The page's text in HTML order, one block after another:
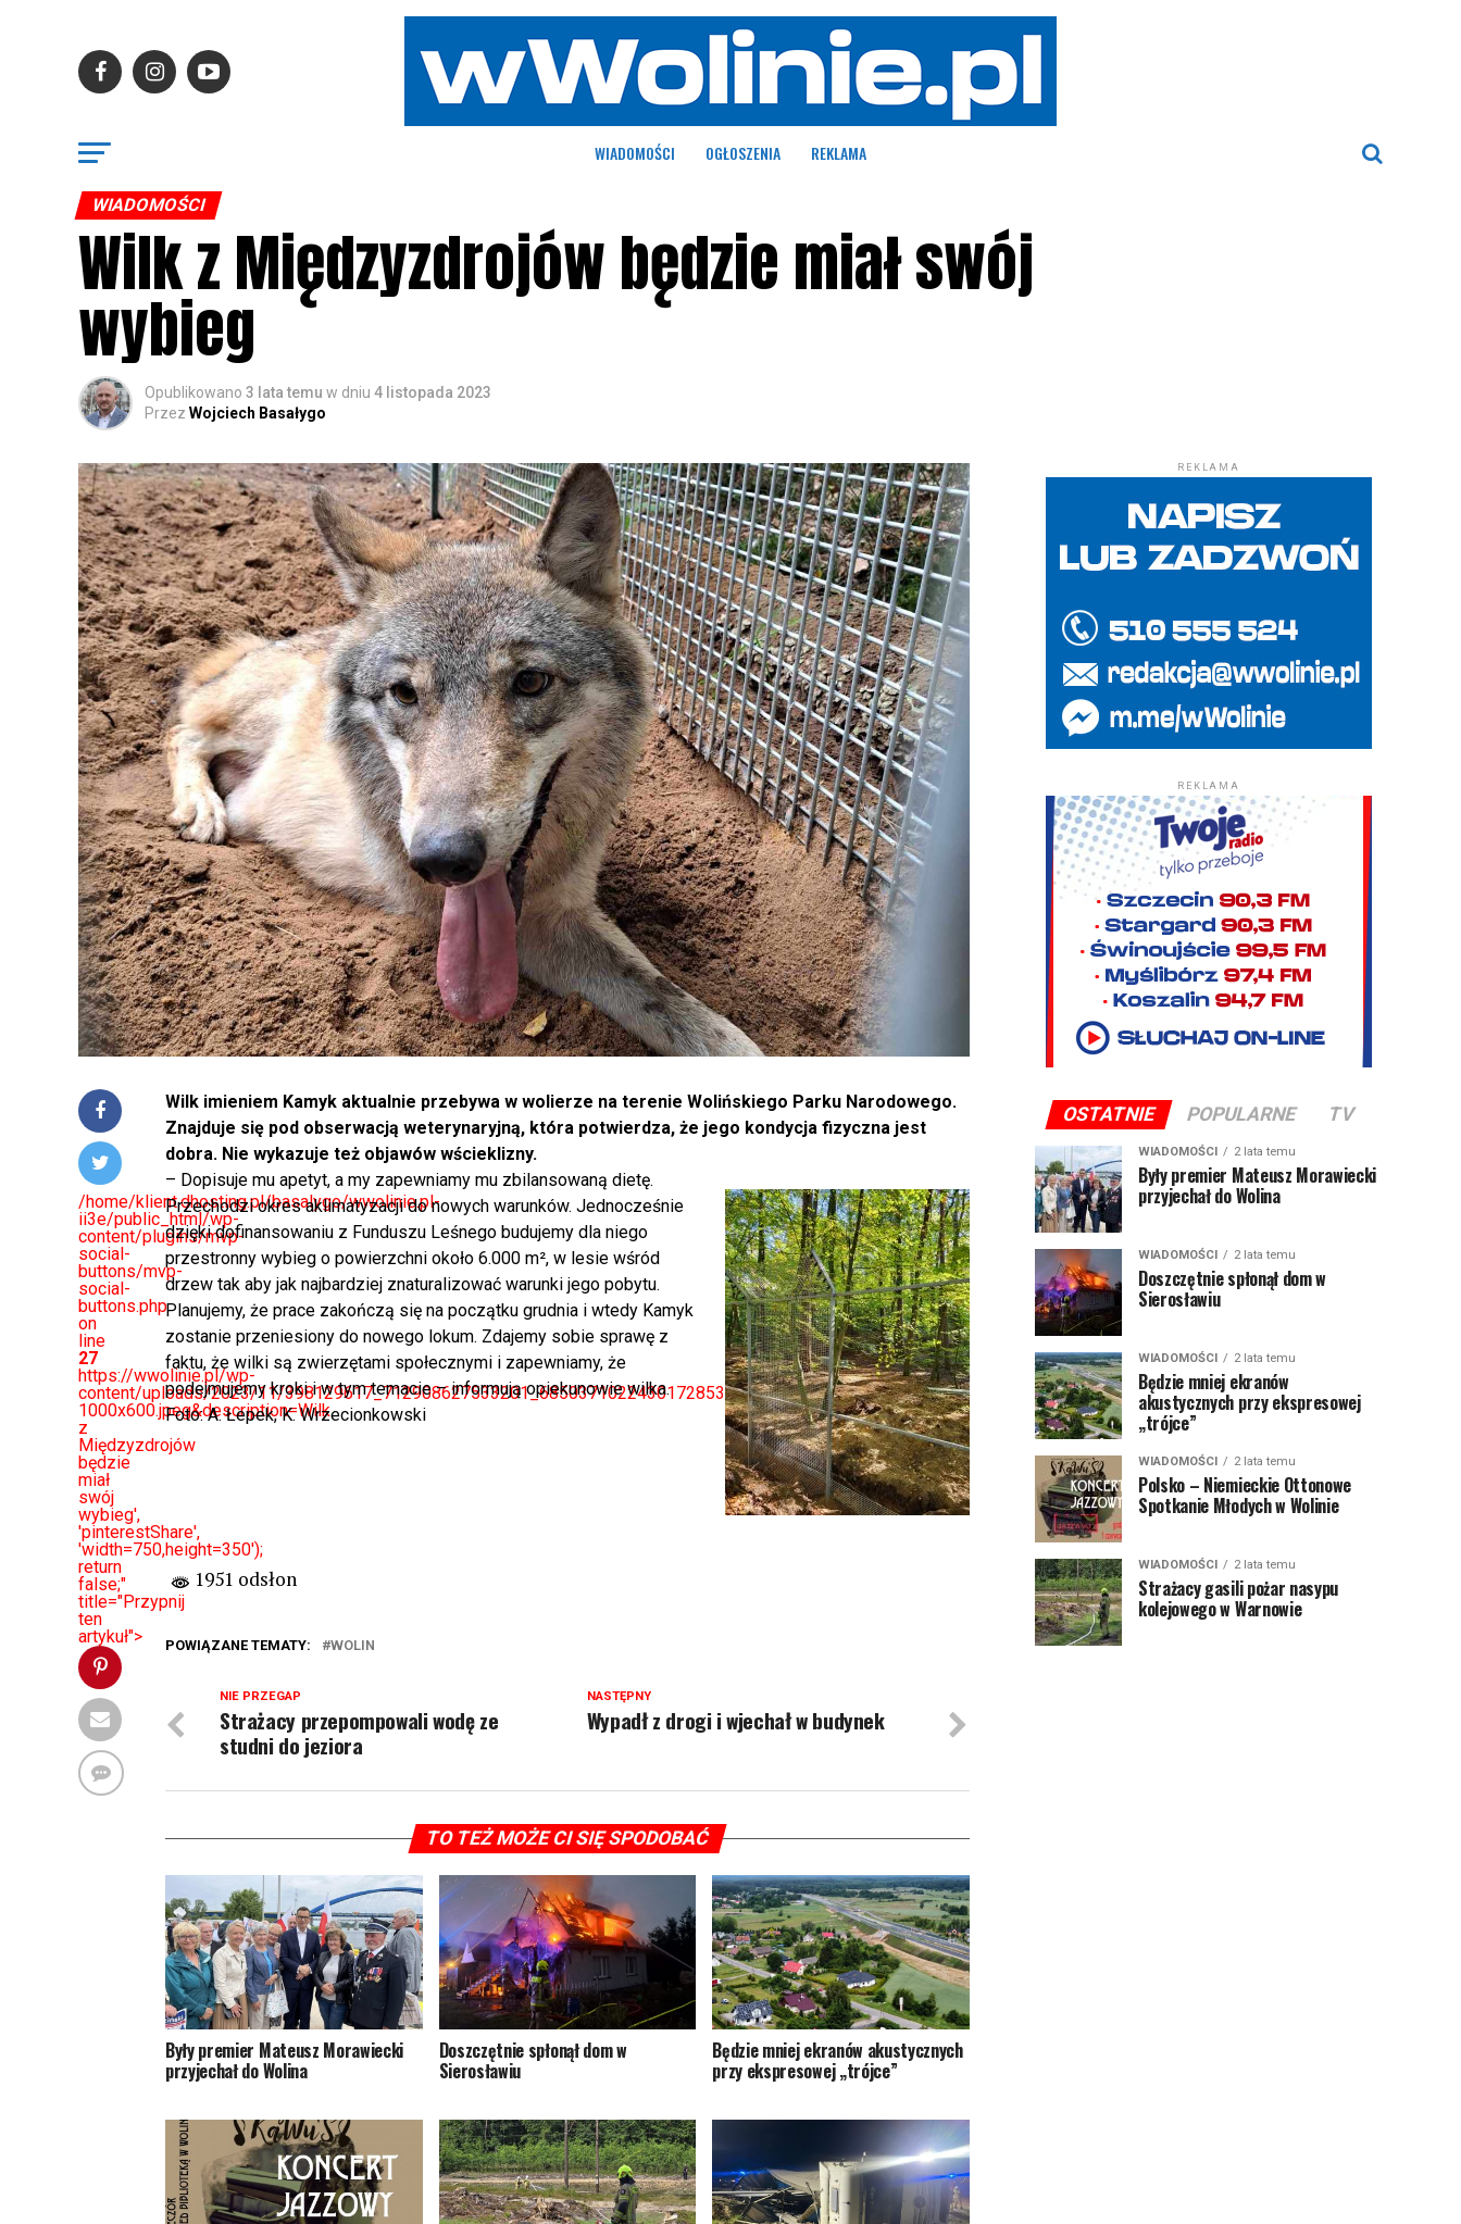
WIADOMOŚCI OGŁOSZENIA REKLAMA
WIADOMOŚCI
Wilk z Międzyzdrojów będzie miał swój
wybieg
Opublikowano 3 lata temu w dniu 4 listopada 2023
Przez Wojciech Basałygo
/home/klient.dhosting.pl/basalygo/wwolinie.pl-
ii3e/public_html/wp-
content/plugins/mvp-
social-
buttons/mvp-
social-
buttons.php
on
line
27
https://wwolinie.pl/wp-
content/uploads/2023/11/398129617_712908627533201_6850371022430172853_n-
1000x600.jpeg&description=Wilk
z
Międzyzdrojów
będzie
miał
swój
wybieg',
'pinterestShare',
'width=750,height=350');
return
false;"
title="Przypnij
ten
artykuł">
Wilk imieniem Kamyk aktualnie przebywa w wolierze na terenie Wolińskiego Parku Narodowego.
Znajduje się pod obserwacją weterynaryjną, która potwierdza, że jego kondycja fizyczna jest
dobra. Nie wykazuje też objawów wścieklizny.
– Dopisuje mu apetyt, a my zapewniamy mu zbilansowaną dietę.
Przechodzi okres aklimatyzacji do nowych warunków. Jednocześnie
dzięki dofinansowaniu z Funduszu Leśnego budujemy dla niego
przestronny wybieg o powierzchni około 6.000 m², w lesie wśród
drzew tak aby jak najbardziej znaturalizować warunki jego pobytu.
Planujemy, że prace zakończą się na początku grudnia i wtedy Kamyk
zostanie przeniesiony do nowego lokum. Zdajemy sobie sprawę z
faktu, że wilki są zwierzętami społecznymi i zapewniamy, że
podejmujemy kroki i w tym temacie – informują opiekunowie wilka.
Foto: A. Łepek, K. Wrzecionkowski
1951 odsłon
POWIĄZANE TEMATY: WOLIN
NASTĘPNY
Wypadł z drogi i wjechał w budynek
NIE PRZEGAP
Strażacy przepompowali wodę ze
studni do jeziora
TO TEŻ MOŻE CI SIĘ SPODOBAĆ
Były premier Mateusz Morawiecki
przyjechał do Wolina
Doszczętnie spłonął dom w
Sierosławiu
Będzie mniej ekranów akustycznych
przy ekspresowej „trójce”
REKLAMA
REKLAMA
OSTATNIE POPULARNE TV
WIADOMOŚCI 2 lata temu
Były premier Mateusz Morawiecki
przyjechał do Wolina
WIADOMOŚCI 2 lata temu
Doszczętnie spłonął dom w
Sierosławiu
WIADOMOŚCI 2 lata temu
Będzie mniej ekranów
akustycznych przy ekspresowej
„trójce”
WIADOMOŚCI 2 lata temu
Polsko – Niemieckie Ottonowe
Spotkanie Młodych w Wolinie
WIADOMOŚCI 2 lata temu
Strażacy gasili pożar nasypu
kolejowego w Warnowie